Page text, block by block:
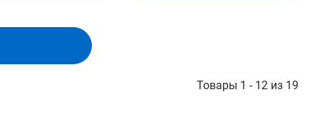
Товары 1 - 12 из 19